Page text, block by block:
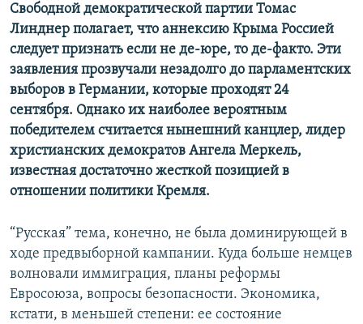
Свободной демократической партии Томас
Линднер полагает, что аннексию Крыма Россией
следует признать если не де-юре, то де-факто. Эти
заявления прозвучали незадолго до парламентских
выборов в Германии, которые проходят 24
сентября. Однако их наиболее вероятным
победителем считается нынешний канцлер, лидер
христианских демократов Ангела Меркель,
известная достаточно жесткой позицией в
отношении политики Кремля.
“Русская” тема, конечно, не была доминирующей в
ходе предвыборной кампании. Куда больше немцев
волновали иммиграция, планы реформы
Евросоюза, вопросы безопасности. Экономика,
кстати, в меньшей степени: ее состояние